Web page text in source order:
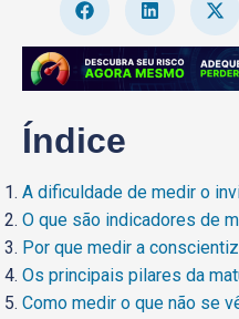
Índice
A dificuldade de medir o
O que são indicadores de
Por que medir a
Os principais pilares da
Como medir o que não se